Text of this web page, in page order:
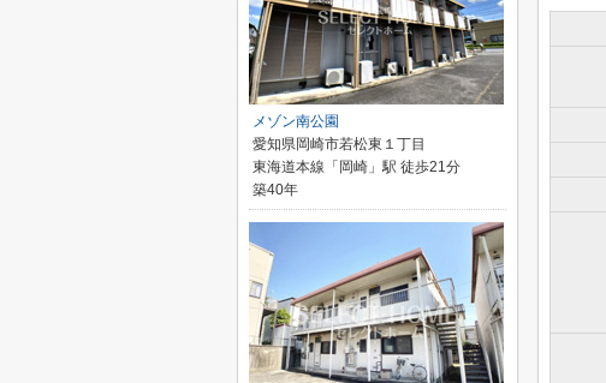
メゾン南公園
愛知県岡崎市若松東１丁目
東海道本線「岡崎」駅 徒歩21分
築40年